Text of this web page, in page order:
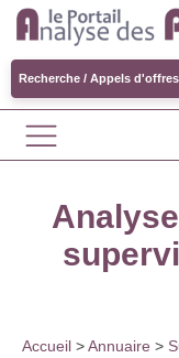
Recherche / Appels d'offres
Accueil >Annuaire >